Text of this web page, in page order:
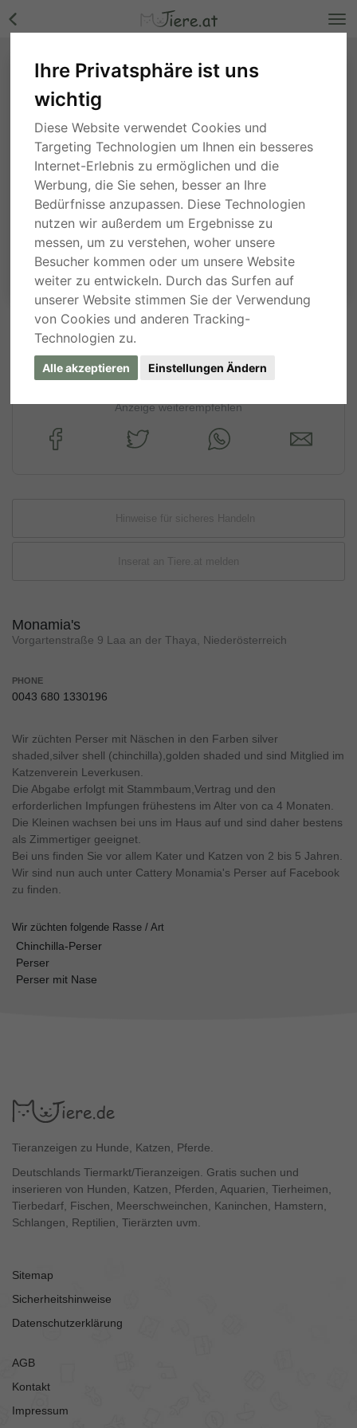
Ihre Privatsphäre ist uns
wichtig
Diese Website verwendet Cookies und
Targeting Technologien um Ihnen ein besseres
Internet-Erlebnis zu ermöglichen und die
Werbung, die Sie sehen, besser an Ihre
Bedürfnisse anzupassen. Diese Technologien
nutzen wir außerdem um Ergebnisse zu
messen, um zu verstehen, woher unsere
Besucher kommen oder um unsere Website
weiter zu entwickeln. Durch das Surfen auf
unserer Website stimmen Sie der Verwendung
von Cookies und anderen Tracking-
Technologien zu.
Alle akzeptieren Einstellungen Ändern
ANFRAGE AN DEN ANBIETER
Anzeige weiterempfehlen
Hinweise für sicheres Handeln
Inserat an Tiere.at melden
Monamia's
Vorgartenstraße 9 Laa an der Thaya, Niederösterreich
PHONE
0043 680 1330196
Wir züchten Perser mit Näschen in den Farben silver
shaded,silver shell (chinchilla),golden shaded und sind Mitglied im
Katzenverein Leverkusen.
Die Abgabe erfolgt mit Stammbaum,Vertrag und den
erforderlichen Impfungen frühestens im Alter von ca 4 Monaten.
Die Kleinen wachsen bei uns im Haus auf und sind daher bestens
als Zimmertiger geeignet.
Bei uns finden Sie vor allem Kater und Katzen von 2 bis 5 Jahren.
Wir sind nun auch unter Cattery Monamia's Perser auf Facebook
zu finden.
Wir züchten folgende Rasse / Art
Chinchilla-Perser
Perser
Perser mit Nase
Tieranzeigen zu Hunde, Katzen, Pferde.
Deutschlands Tiermarkt/Tieranzeigen. Gratis suchen und
inserieren von Hunden, Katzen, Pferden, Aquarien, Tierheimen,
Tierbedarf, Fischen, Meerschweinchen, Kaninchen, Hamstern,
Schlangen, Reptilien, Tierärzten uvm.
Sitemap
Sicherheitshinweise
Datenschutzerklärung
AGB
Kontakt
Impressum